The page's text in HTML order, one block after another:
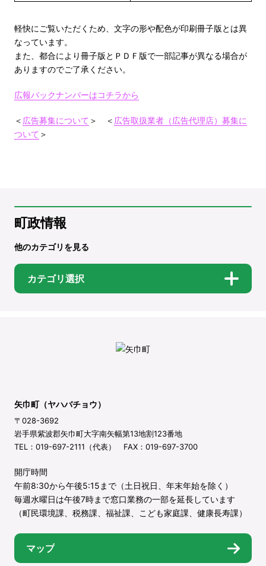
軽快にご覧いただくため、文字の形や配色が印刷冊子版とは異
なっています。
また、都合により冊子版とＰＤＦ版で一部記事が異なる場合が
ありますのでご了承ください。
広報バックナンバーはコチラから
＜ 広告募集について ＞ ＜ 広告取扱業者（広告代理店）募集に
ついて ＞
町政情報
他のカテゴリを見る
カテゴリ選択
矢巾町（ヤハバチョウ）
〒028-3692
岩手県紫波郡矢巾町大字南矢幅第13地割123番地
TEL：019-697-2111（代表） FAX：019-697-3700
開庁時間
午前8:30から午後5:15まで（土日祝日、年末年始を除く）
毎週水曜日は午後7時まで窓口業務の一部を延長しています
（町民環境課、税務課、福祉課、こども家庭課、健康長寿課）
マップ